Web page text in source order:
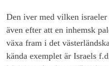
Den iver med vilken
även efter att en inhemsk
växa fram i det
kända exemplet är Israels